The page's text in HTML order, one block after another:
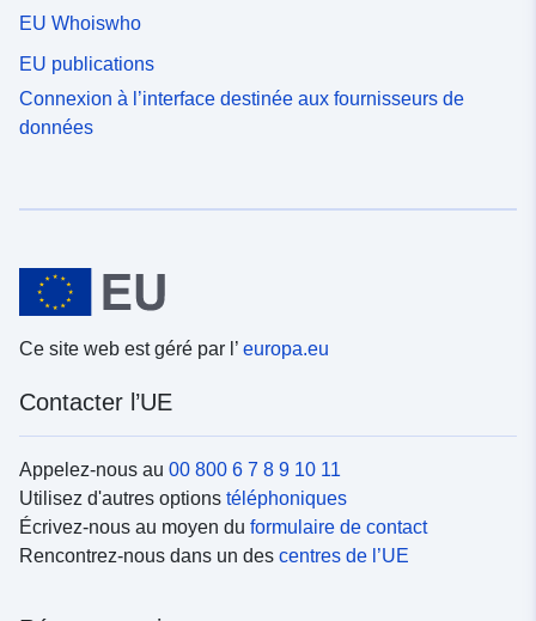
EU Whoiswho
EU publications
Connexion à l’interface destinée aux fournisseurs de
données
Ce site web est géré par l’ europa.eu
Contacter l’UE
Appelez-nous au 00 800 6 7 8 9 10 11
Utilisez d'autres options téléphoniques
Écrivez-nous au moyen du formulaire de contact
Rencontrez-nous dans un des centres de l’UE